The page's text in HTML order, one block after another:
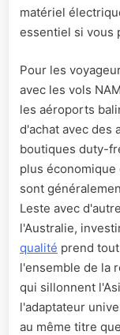
matériel
essentiel si vous
Pour les
avec les vols
les aéroports
d'achat avec des
boutiques duty-
plus
sont
Leste avec
l'Australie,
qualité prend
l'ensemble de la
qui sillonnent
l'adaptateur
au même titre